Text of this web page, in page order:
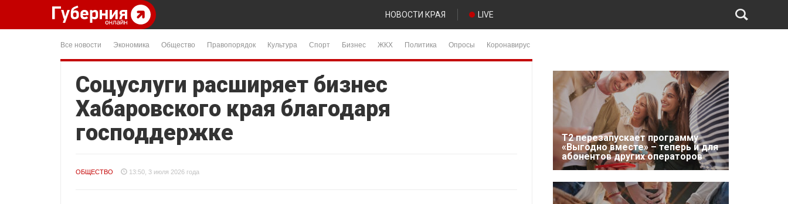
НОВОСТИ КРАЯ LIVE
Все новости Экономика Общество Правопорядок Культура Спорт Бизнес ЖКХ Политика Опросы Коронавирус
Соцуслуги расширяет бизнес
Хабаровского края благодаря
господдержке
ОБЩЕСТВО 13:50, 3 июля 2026 года
Т2 перезапускает программу
«Выгодно вместе» – теперь и для
абонентов других операторов